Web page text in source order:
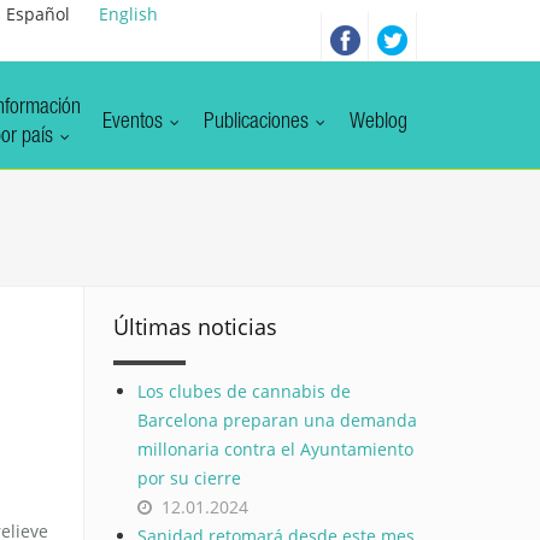
Español English
país
Eventos Publicaciones Weblog
Últimas noticias
Los clubes de cannabis de
Barcelona preparan una demanda
millonaria contra el Ayuntamiento
por su cierre
12.01.2024